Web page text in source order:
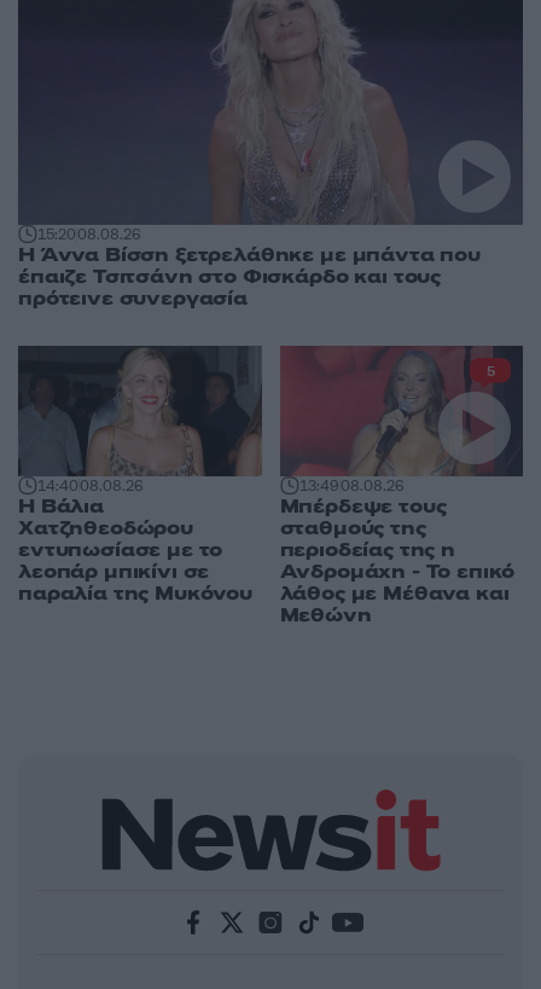
15:2008.08.26
Η Άννα Βίσση ξετρελάθηκε με μπάντα που
έπαιζε Τσιτσάνη στο Φισκάρδο και τους
πρότεινε συνεργασία
14:4008.08.26
Η Βάλια
Χατζηθεοδώρου
εντυπωσίασε με το
λεοπάρ μπικίνι σε
παραλία της Μυκόνου
13:4908.08.26
Μπέρδεψε τους
σταθμούς της
περιοδείας της η
Ανδρομάχη - Το επικό
λάθος με Μέθανα και
Μεθώνη
5